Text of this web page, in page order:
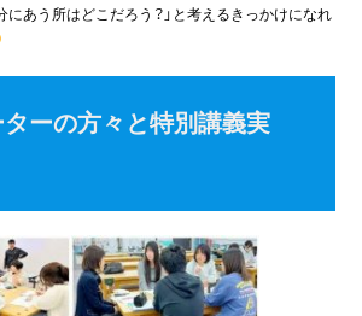
にあう所はどこだろう？」と考えるきっかけになれ
ーの方々と特別講義実